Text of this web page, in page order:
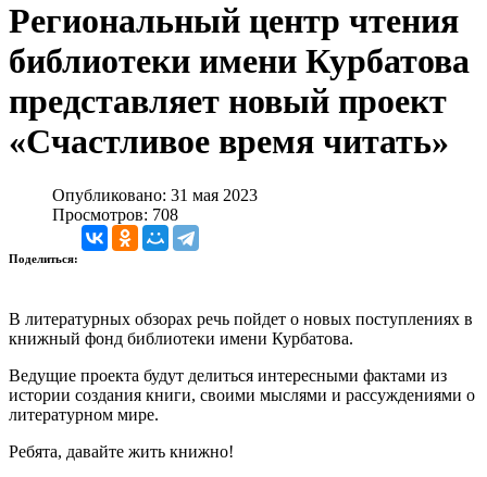
Региональный центр чтения
библиотеки имени Курбатова
представляет новый проект
«Счастливое время читать»
Опубликовано: 31 мая 2023
Просмотров: 708
Поделиться:
В литературных обзорах речь пойдет о новых поступлениях в
книжный фонд библиотеки имени Курбатова.
Ведущие проекта будут делиться интересными фактами из
истории создания книги, своими мыслями и рассуждениями о
литературном мире.
Ребята, давайте жить книжно!